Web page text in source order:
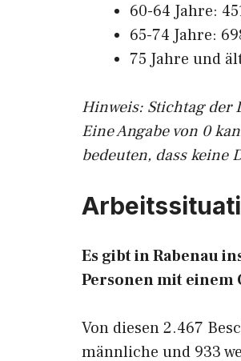
60-64 Jahre:
65-74 Jahre:
75 Jahre und
Hinweis: Stichtag der
Eine Angabe von 0
bedeuten, dass keine
Es gibt in Rabenau
Personen mit einem
Von diesen 2.467
männliche und 933